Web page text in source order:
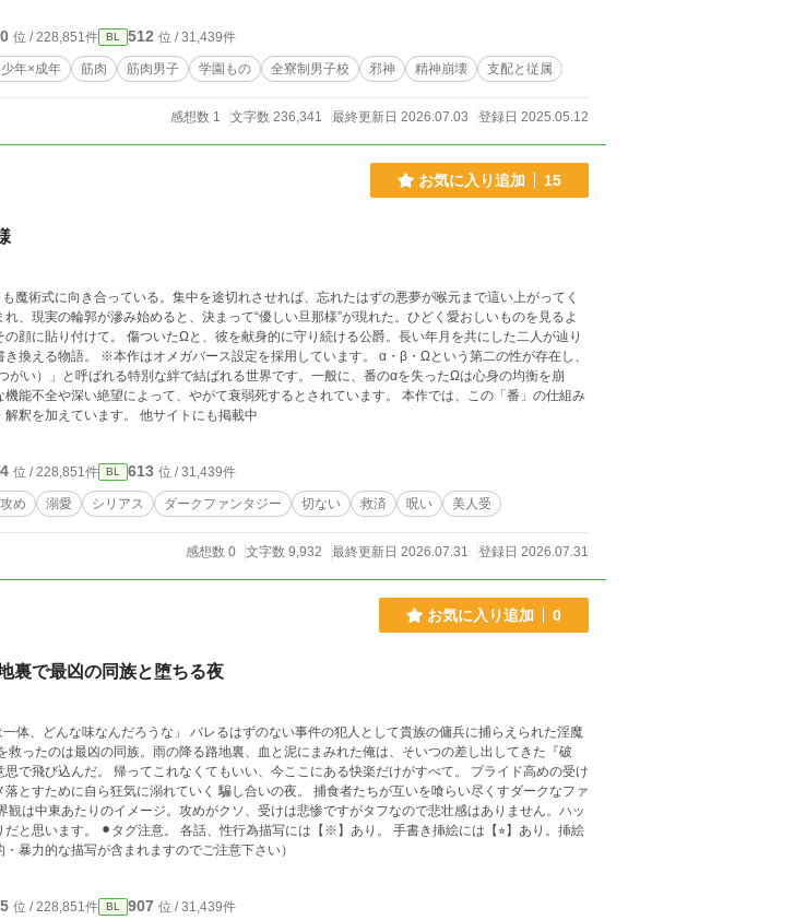
位 / 228,851件 BL 512 位 / 31,439件
年×成年 筋肉 筋肉男子 学園もの 全寮制男子校 邪神 精神崩壊 支配と従属
感想数 1 文字数 236,341 最終更新日 2026.07.03 登録日 2025.05.12
お気に入り追加 15
魔術式に向き合っている。集中を途切れさせれば、忘れたはずの悪夢が喉元まで這い上がってく
れ、現実の輪郭が滲み始めると、決まって“優しい旦那様”が現れた。ひどく愛おしいものを見るよ
彼を献身的に守り続ける公爵。長い年月を共にした二人が辿り
を採用しています。 α・β・Ωという第二の性が存在し、
がい）」と呼ばれる特別な絆で結ばれる世界です。一般に、番のαを失ったΩは心身の均衡を崩
全や深い絶望によって、やがて衰弱死するとされています。 本作では、この「番」の仕組み
に独自の設定・解釈を加えています。 他サイトにも掲載中
位 / 228,851件 BL 613 位 / 31,439件
め 溺愛 シリアス ダークファンタジー 切ない 救済 呪い 美人受
感想数 0 文字数 9,932 最終更新日 2026.07.31 登録日 2026.07.31
お気に入り追加 0
裏で最凶の同族と堕ちる夜
体、どんな味なんだろうな」 バレるはずのない事件の犯人として貴族の傭兵に捕らえられた淫魔
救ったのは最凶の同族。雨の降る路地裏、血と泥にまみれた俺は、そいつの差し出してきた『破
思で飛び込んだ。 帰ってこれなくてもいい、今ここにある快楽だけがすべて。 プライド高めの受け
落とすために自ら狂気に溺れていく 騙し合いの夜。 捕食者たちが互いを喰らい尽くすダークなファ
描写には【※】あり。 手書き挿絵には【⭐︎】あり。挿絵
・暴力的な描写が含まれますのでご注意下さい）
位 / 228,851件 BL 907 位 / 31,439件